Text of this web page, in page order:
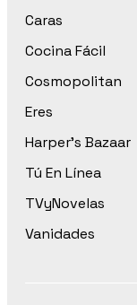
Caras
Cocina Fácil
Cosmopolitan
Eres
Harper’s Bazaar
Tú En Línea
TVyNovelas
Vanidades